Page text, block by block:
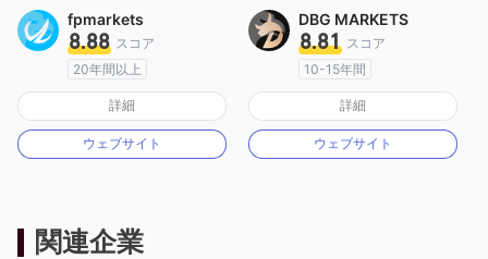
fpmarkets
8.88 スコア
20年間以上
オーストラリア規制
マーケットメイキングライセンス（MM）
MT4フルライセンス
詳細
ウェブサイト
DBG MARKETS
8.81 スコア
10-15年間
オーストラリア規制
マーケットメイキングライセンス（MM）
MT4フルライセンス
詳細
ウェブサイト
関連企業